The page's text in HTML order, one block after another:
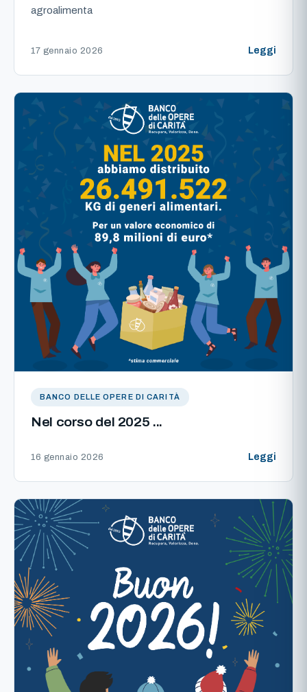
agroalimenta
17 gennaio 2026 Leggi
BANCO DELLE OPERE DI CARITÀ
Nel corso del 2025 ...
16 gennaio 2026 Leggi